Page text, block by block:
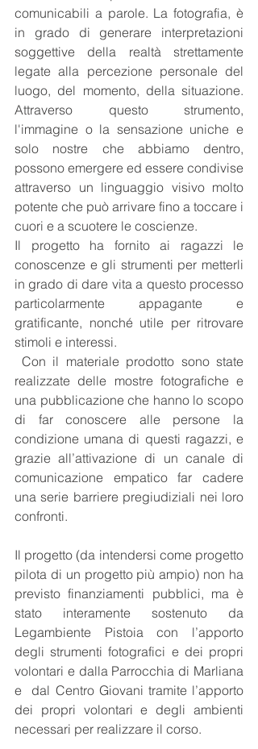
comunicabili a parole. La fotografia, è
in grado di generare interpretazioni
soggettive della realtà strettamente
legate alla percezione personale del
luogo, del momento, della situazione.
Attraverso questo strumento,
l'immagine o la sensazione uniche e
solo nostre che abbiamo dentro,
possono emergere ed essere condivise
attraverso un linguaggio visivo molto
potente che può arrivare fino a toccare i
cuori e a scuotere le coscienze.
Il progetto ha fornito ai ragazzi le
conoscenze e gli strumenti per metterli
in grado di dare vita a questo processo
particolarmente appagante e
gratificante, nonché utile per ritrovare
stimoli e interessi.
realizzate delle mostre fotografiche e
una pubblicazione che hanno lo scopo
di far conoscere alle persone la
condizione umana di questi ragazzi, e
grazie all’attivazione di un canale di
comunicazione empatico far cadere
una serie barriere pregiudiziali nei loro
confronti.
Il progetto (da intendersi come progetto
pilota di un progetto più ampio) non ha
previsto finanziamenti pubblici, ma è
stato interamente sostenuto da
Legambiente Pistoia con l’apporto
degli strumenti fotografici e dei propri
volontari e dalla Parrocchia di Marliana
e  dal Centro Giovani tramite l’apporto
dei propri volontari e degli ambienti
necessari per realizzare il corso.